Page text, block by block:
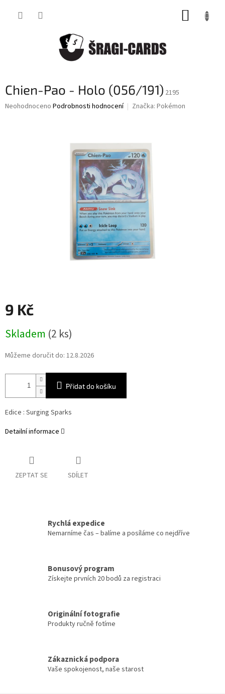
Chien-Pao - Holo (056/191) 2195
Průměrné
Neohodnoceno Podrobnosti hodnocení Značka: Pokémon
9 Kč
cena:
Skladem (2 ks)
Můžeme doručit do: 12.8.2026
Přidat do košíku
Edice : Surging Sparks
Detailní informace
ZEPTAT SE SDÍLET
Rychlá expedice
Nemarníme čas – balíme a posíláme co nejdříve
Bonusový program
Získejte prvních 20 bodů za registraci
Originální fotografie
Produkty ručně fotíme
Zákaznická podpora
Vaše spokojenost, naše starost